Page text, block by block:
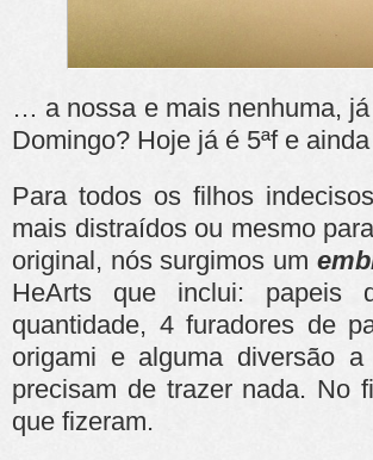
… a nossa e mais nenhuma,
Domingo? Hoje já é 5ªf e
Para todos os filhos
mais distraídos ou mesmo
original, nós surgimos um
HeArts que inclui: papeis
quantidade, 4 furadores de
origami e alguma diversão
precisam de trazer nada. No
que fizeram.